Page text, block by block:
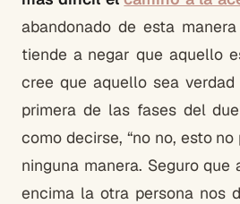
abandonado de esta
tiende a negar que aquello
cree que aquello sea
primera de las fases del
como decirse, “no no, esto
ninguna manera. Seguro que
encima la otra persona nos